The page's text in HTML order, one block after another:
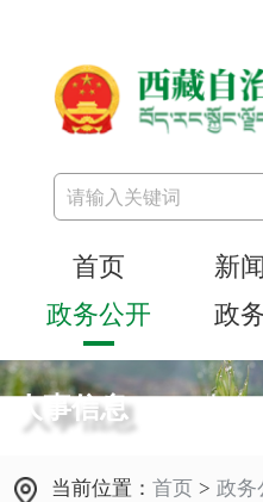
首页 新
政务公开
政
人事信息
当前位置：首页 > 政务